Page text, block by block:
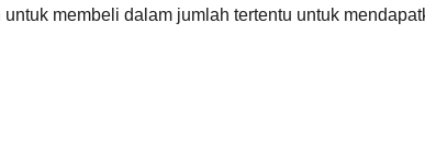
membeli dalam jumlah tertentu untuk